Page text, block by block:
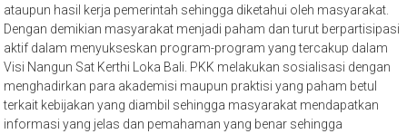
ataupun hasil kerja pemerintah sehingga diketahui oleh masyarakat.
Dengan demikian masyarakat menjadi paham dan turut berpartisipasi
aktif dalam menyukseskan program-program yang tercakup dalam
Visi Nangun Sat Kerthi Loka Bali. PKK melakukan sosialisasi dengan
menghadirkan para akademisi maupun praktisi yang paham betul
terkait kebijakan yang diambil sehingga masyarakat mendapatkan
informasi yang jelas dan pemahaman yang benar sehingga